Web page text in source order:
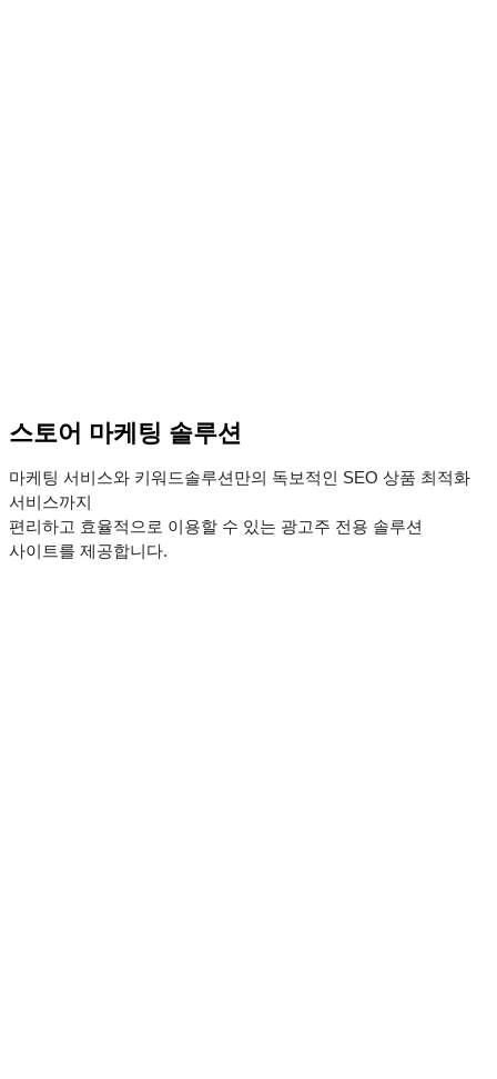
스토어 마케팅 솔루션
마케팅 서비스와 키워드솔루션만의 독보적인 SEO 상품 최적화
서비스까지
편리하고 효율적으로 이용할 수 있는 광고주 전용 솔루션
사이트를 제공합니다.